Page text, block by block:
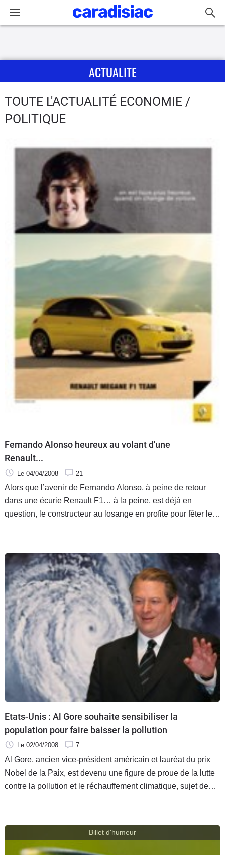
Actu
Essais
Guide
Electriques
Flottes
Moto
Marques
ACTUALITE
TOUTE L'ACTUALITÉ ECONOMIE /
POLITIQUE
Fernando Alonso heureux au volant d'une
Renault...
Le 04/04/2008 21
Alors que l’avenir de Fernando Alonso, à peine de retour
dans une écurie Renault F1… à la peine, est déjà en
question, le constructeur au losange en profite pour fêter le
Etats-Unis : Al Gore souhaite sensibiliser la
population pour faire baisser la pollution
Le 02/04/2008 7
Al Gore, ancien vice-président américain et lauréat du prix
Nobel de la Paix, est devenu une figure de proue de la lutte
contre la pollution et le réchauffement climatique, sujet de
Billet d'humeur